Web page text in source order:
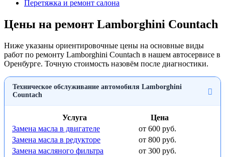
Перетяжка и ремонт салона
Цены на ремонт Lamborghini Countach
Ниже указаны ориентировочные цены на основные виды
работ по ремонту Lamborghini Countach в нашем автосервисе в
Оренбурге. Точную стоимость назовём после диагностики.
Техническое обслуживание автомобиля Lamborghini
Countach
Услуга
Цена
Замена масла в двигателе
от 600 руб.
Замена масла в редукторе
от 800 руб.
Замена масляного фильтра
от 300 руб.